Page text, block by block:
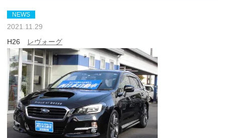
NEWS
2021.11.29
H26
レヴォーグ